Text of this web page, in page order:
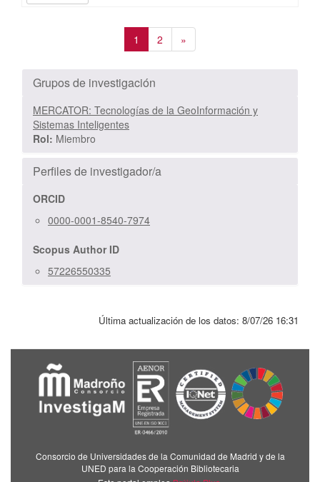
1 2 »
Grupos de investigación
MERCATOR: Tecnologías de la GeoInformación y
Sistemas Inteligentes
Rol: Miembro
Perfiles de investigador/a
ORCID
0000-0001-8540-7974
Scopus Author ID
57226550335
Última actualización de los datos: 8/07/26 16:31
Consorcio de Universidades de la Comunidad de Madrid y de la
UNED para la Cooperación Bibliotecaria